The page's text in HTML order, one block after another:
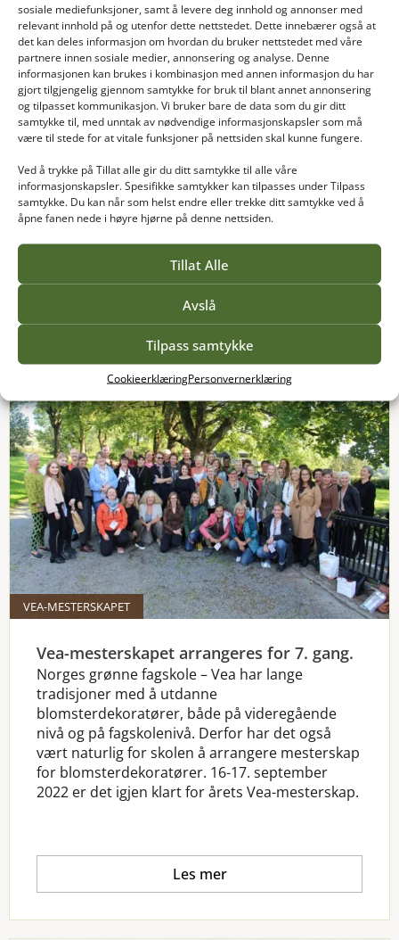
sosiale mediefunksjoner, samt å levere deg innhold og annonser med
relevant innhold på og utenfor dette nettstedet. Dette innebærer også at
det kan deles informasjon om hvordan du bruker nettstedet med våre
partnere innen sosiale medier, annonsering og analyse. Denne
informasjonen kan brukes i kombinasjon med annen informasjon du har
gjort tilgjengelig gjennom samtykke for bruk til blant annet annonsering
og tilpasset kommunikasjon. Vi bruker bare de data som du gir ditt
samtykke til, med unntak av nødvendige informasjonskapsler som må
være til stede for at vitale funksjoner på nettsiden skal kunne fungere.
Ved å trykke på Tillat alle gir du ditt samtykke til alle våre
informasjonskapsler. Spesifikke samtykker kan tilpasses under Tilpass
samtykke. Du kan når som helst endre eller trekke ditt samtykke ved å
åpne fanen nede i høyre hjørne på denne nettsiden.
Tillat Alle
Avslå
Tilpass samtykke
CookieerklæringPersonvernerklæring
HISTORIEN
Arild Kristiansen
100 år og bok skal bli!
I 2023 er Vea 100 år, og i den forbindelse fikk
Ingeborg Sørheim, kunsthistoriker og faglig
ansvarlig for Historiske gartnerfag på Vea, i
oppdrag å skrive en jubileumsbok. – Det har
aldri vært noen tradisjon for outsourcing her
på skolen, sier Ingeborg. – Og da var det jo bare
rett og rimelig at også boka måtte bli til her.
Les mer
VEA-MESTERSKAPET
Vea-mesterskapet arrangeres for 7. gang.
Norges grønne fagskole – Vea har lange
tradisjoner med å utdanne
blomsterdekoratører, både på videregående
nivå og på fagskolenivå. Derfor har det også
vært naturlig for skolen å arrangere mesterskap
for blomsterdekoratører. 16-17. september
2022 er det igjen klart for årets Vea-mesterskap.
Les mer